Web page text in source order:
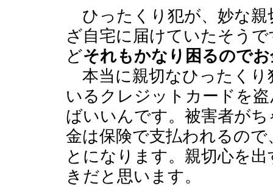
ひったくり犯が、妙な親
ざ自宅に届けていたそう
どそれもかなり困るので
本当に親切なひったくり
いるクレジットカードを
ばいいんです。被害者が
金は保険で支払われるの
とになります。親切心を
きだと思います。